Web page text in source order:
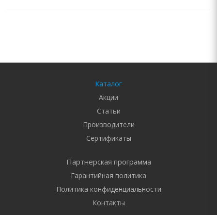
Каталог
Акции
Статьи
Производители
Сертификаты
Партнерская программа
Гарантийная политика
Политика конфиденциальности
Контакты